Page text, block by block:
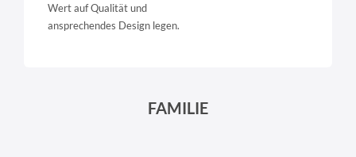
Wert auf Qualität und
ansprechendes Design legen.
FAMILIE